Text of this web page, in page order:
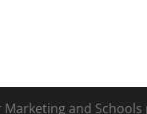
and Schools